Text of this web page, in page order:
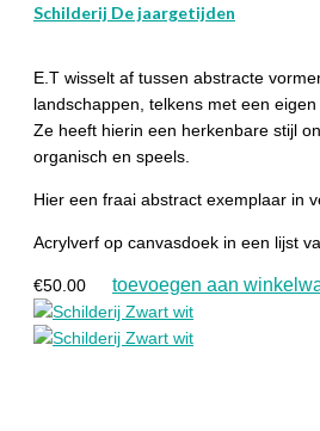
Schilderij De jaargetijden
E.T wisselt af tussen abstracte
landschappen, telkens met een eigen
Ze heeft hierin een herkenbare stijl
organisch en speels.
Hier een fraai abstract exemplaar in
Acrylverf op canvasdoek in een lijst
€50.00 toevoegen aan